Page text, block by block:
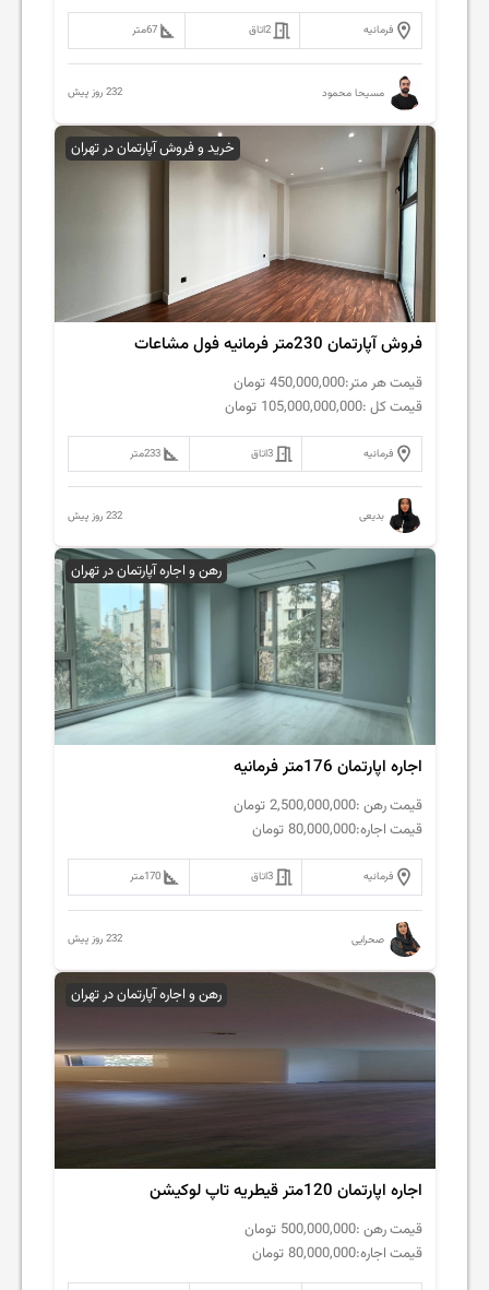
فرمانیه 2اتاق 67متر
مسیحا محمود 232 روز پیش
خرید و فروش آپارتمان در تهران
فروش آپارتمان 230متر فرمانیه فول مشاعات
قیمت هر متر:450,000,000 تومان
قیمت کل :105,000,000,000 تومان
فرمانیه 3اتاق 233متر
بدیعی 232 روز پیش
رهن و اجاره آپارتمان در تهران
اجاره اپارتمان 176متر فرمانیه
قیمت رهن :2,500,000,000 تومان
قیمت اجاره:80,000,000 تومان
فرمانیه 3اتاق 170متر
صحرایی 232 روز پیش
رهن و اجاره آپارتمان در تهران
اجاره اپارتمان 120متر قیطریه تاپ لوکیشن
قیمت رهن :500,000,000 تومان
قیمت اجاره:80,000,000 تومان